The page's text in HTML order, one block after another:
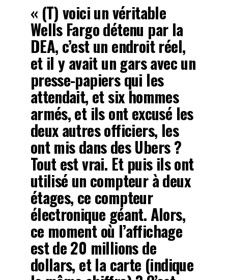
« (T) voici un véritable
Wells Fargo détenu par la
DEA, c’est un endroit réel,
et il y avait un gars avec un
presse-papiers qui les
attendait, et six hommes
armés, et ils ont excusé les
deux autres officiers, les
ont mis dans des Ubers ?
Tout est vrai. Et puis ils ont
utilisé un compteur à deux
étages, ce compteur
électronique géant. Alors,
ce moment où l’affichage
est de 20 millions de
dollars, et la carte (indique